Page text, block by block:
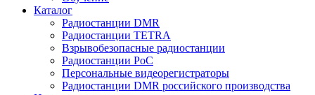
Каталог
Радиостанции DMR
Радиостанции TETRA
Взрывобезопасные радиостанции
Радиостанции PoC
Персональные видеорегистраторы
Радиостанции DMR российского производства